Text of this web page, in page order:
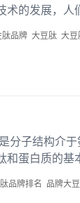
的发展，人
肽品牌 大豆肽 大豆
分子结构介于
和蛋白质的基
品牌排名 品牌大